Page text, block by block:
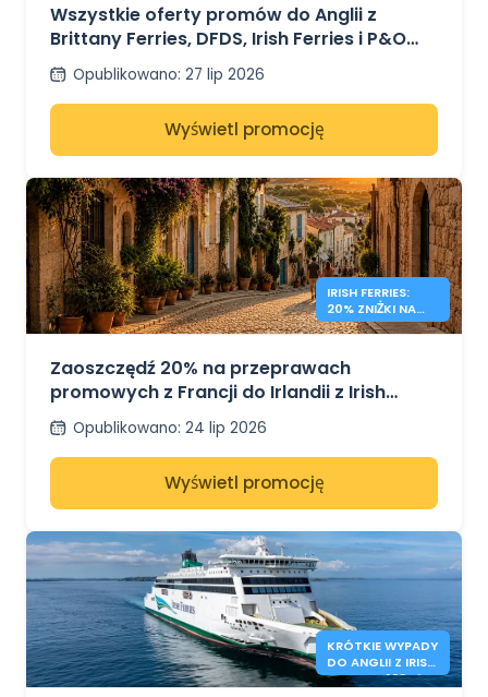
Wszystkie oferty promów do Anglii z
Brittany Ferries, DFDS, Irish Ferries i P&O
Ferries – od 41€
Opublikowano: 27 lip 2026
Wyświetl promocję
IRISH FERRIES:
20% ZNIŻKI NA
LOTY FRANCJA –
Zaoszczędź 20% na przeprawach
promowych z Francji do Irlandii z Irish
Ferries
Opublikowano: 24 lip 2026
Wyświetl promocję
KRÓTKIE WYPADY
DO ANGLII Z IRISH
FERRIES - 138€*